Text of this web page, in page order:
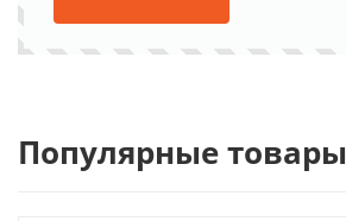
Популярные товары